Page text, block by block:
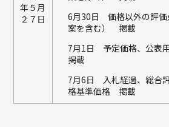
年５月
２７日
6月30日 価格以外の評価
案を含む） 掲載
7月1日 予定価格、公表
掲載
7月6日 入札経過、総合
格基準価格 掲載